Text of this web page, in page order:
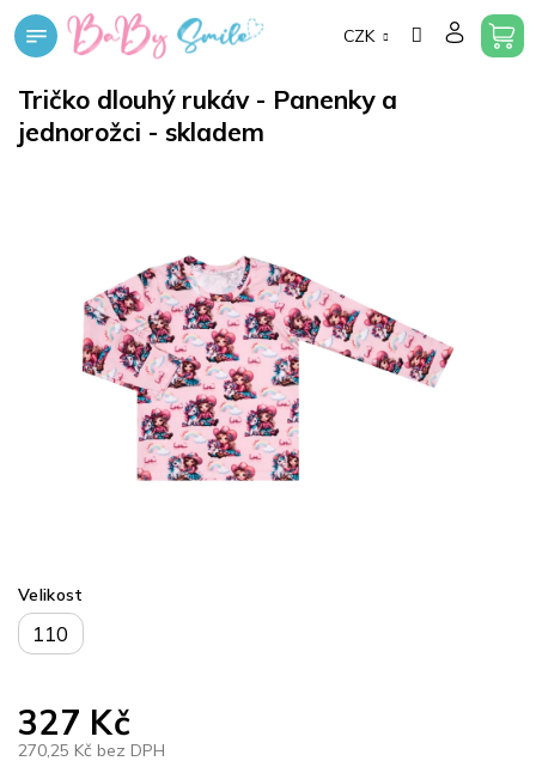
Přejít
na
CZK
Tričko dlouhý rukáv - Panenky a
jednorožci - skladem
327 Kč
270,25 Kč bez DPH
Velikost
110